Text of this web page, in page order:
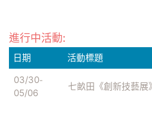
進行中活動:
日期
活動標題
03/30-
05/06
七畝田《創新技藝展》